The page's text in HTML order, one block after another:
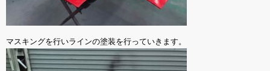
マスキングを行いラインの塗装を行っていきます。